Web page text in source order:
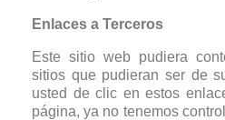
Enlaces a Terceros
Este sitio web pudiera
sitios que pudieran ser de
usted de clic en estos
página, ya no tenemos